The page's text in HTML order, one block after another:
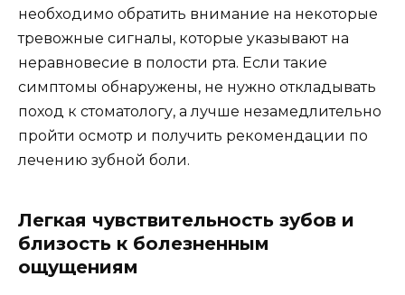
необходимо обратить внимание на некоторые
тревожные сигналы, которые указывают на
неравновесие в полости рта. Если такие
симптомы обнаружены, не нужно откладывать
поход к стоматологу, а лучше незамедлительно
пройти осмотр и получить рекомендации по
лечению зубной боли.
Легкая чувствительность зубов и
близость к болезненным
ощущениям